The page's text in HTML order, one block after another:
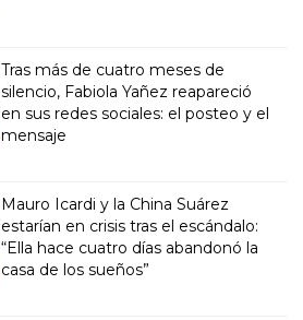
Tras más de cuatro meses de
silencio, Fabiola Yañez reapareció
en sus redes sociales: el posteo y el
mensaje
Mauro Icardi y la China Suárez
estarían en crisis tras el escándalo:
“Ella hace cuatro días abandonó la
casa de los sueños”